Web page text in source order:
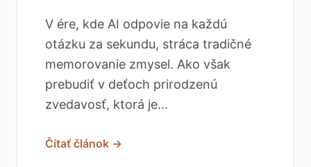
V ére, kde AI odpovie na každú
otázku za sekundu, stráca tradičné
memorovanie zmysel. Ako však
prebudiť v deťoch prirodzenú
zvedavosť, ktorá je...
Čítať článok →